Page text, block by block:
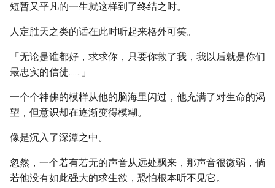
短暂又平凡的一生就这样到了终结之时。
人定胜天之类的话在此时听起来格外可笑。
「无论是谁都好，求求你，只要你救了我，我以后就是你们
最忠实的信徒……」
一个个神佛的模样从他的脑海里闪过，他充满了对生命的渴
望，但意识却在逐渐变得模糊。
像是沉入了深潭之中。
忽然，一个若有若无的声音从远处飘来，那声音很微弱，倘
若他没有如此强大的求生欲，恐怕根本听不见它。